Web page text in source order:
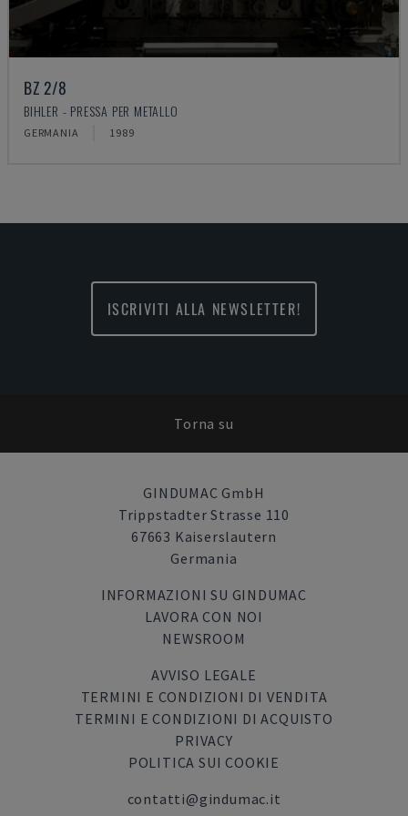
BZ 2/8
BIHLER - PRESSA PER METALLO
GERMANIA 1989
ISCRIVITI ALLA NEWSLETTER!
Torna su
GINDUMAC GmbH
Trippstadter Strasse 110
67663 Kaiserslautern
Germania
INFORMAZIONI SU GINDUMAC
LAVORA CON NOI
NEWSROOM
AVVISO LEGALE
TERMINI E CONDIZIONI DI VENDITA
TERMINI E CONDIZIONI DI ACQUISTO
PRIVACY
POLITICA SUI COOKIE
contatti@gindumac.it